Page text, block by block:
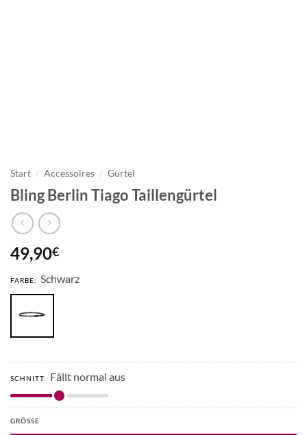
Start / Accessoires / Gürtel
Bling Berlin Tiago Taillengürtel
49,90€
FARBE: Schwarz
SCHNITT: Fällt normal aus
GRÖSSE